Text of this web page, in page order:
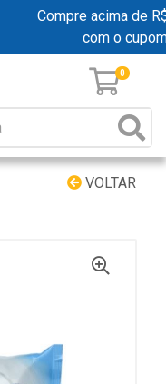
Compre acima de
com o
0
VOLTAR